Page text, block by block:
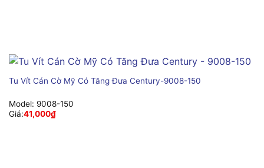
Tu Vít Cán Cờ Mỹ Có Tăng Đưa Century-9008-150
Model: 9008-150
Giá:41,000₫